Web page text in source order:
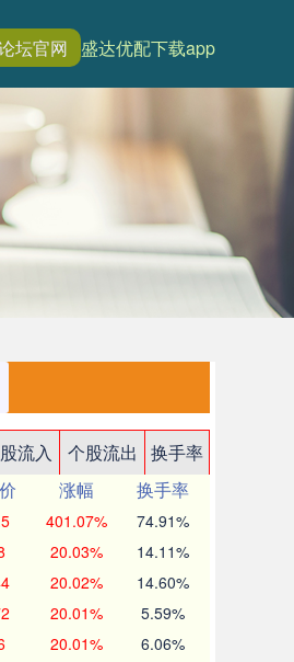
坛官网 盛达优配下载app
流入 个股流出
换手率
涨幅
换手率
401.07% 74.91%
20.03% 14.11%
20.02% 14.60%
20.01% 5.59%
20.01% 6.06%